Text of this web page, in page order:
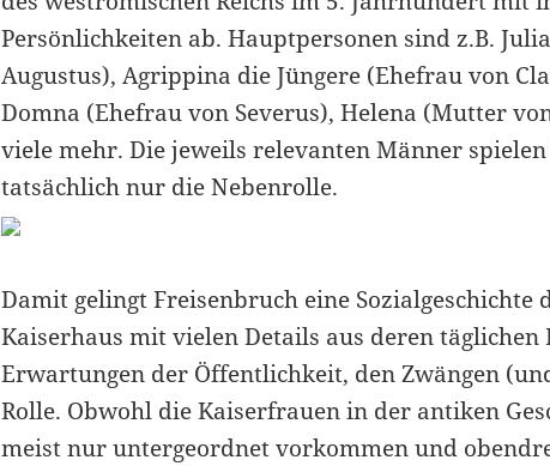
Persönlichkeiten ab. Hauptpersonen sind z.B.
Augustus), Agrippina die Jüngere (Ehefrau von
Domna (Ehefrau von Severus), Helena (Mutter
viele mehr. Die jeweils relevanten Männer
tatsächlich nur die Nebenrolle.
Damit gelingt Freisenbruch eine Sozialgeschichte
Kaiserhaus mit vielen Details aus deren täglichen
Erwartungen der Öffentlichkeit, den Zwängen
Rolle. Obwohl die Kaiserfrauen in der antiken
meist nur untergeordnet vorkommen und